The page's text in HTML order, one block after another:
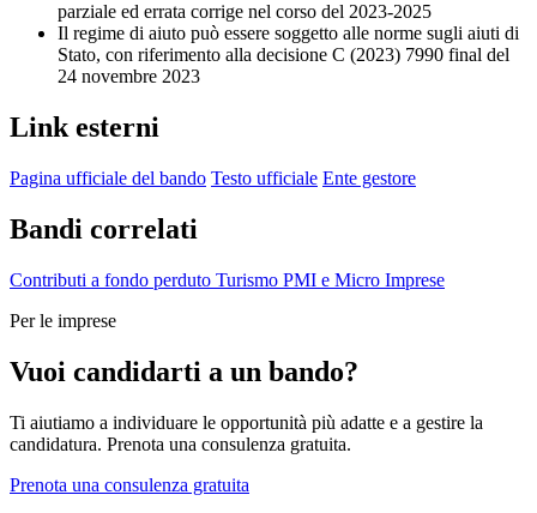
parziale ed errata corrige nel corso del 2023-2025
Il regime di aiuto può essere soggetto alle norme sugli aiuti di
Stato, con riferimento alla decisione C (2023) 7990 final del
24 novembre 2023
Link esterni
Pagina ufficiale del bando Testo ufficiale Ente gestore
Bandi correlati
Contributi a fondo perduto Turismo PMI e Micro Imprese
Per le imprese
Vuoi candidarti a un bando?
Ti aiutiamo a individuare le opportunità più adatte e a gestire la
candidatura. Prenota una consulenza gratuita.
Prenota una consulenza gratuita